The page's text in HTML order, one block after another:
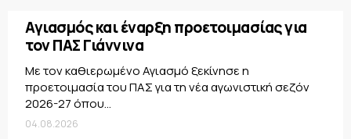
Αγιασμός και έναρξη προετοιμασίας για
τον ΠΑΣ Γιάννινα
Με τον καθιερωμένο Αγιασμό ξεκίνησε η
προετοιμασία του ΠΑΣ για τη νέα αγωνιστική σεζόν
2026-27 όπου...
04.08.2026